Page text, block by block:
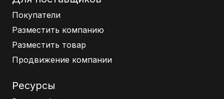
Покупатели
Разместить компанию
Разместить товар
Продвижение компании
Ресурсы